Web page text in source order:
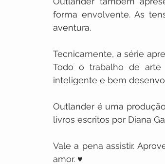
forma envolvente. As
aventura.
Tecnicamente, a série
Todo o trabalho de
inteligente e bem
Outlander é uma
livros escritos por Diana
Vale a pena assistir.
amor. ♥